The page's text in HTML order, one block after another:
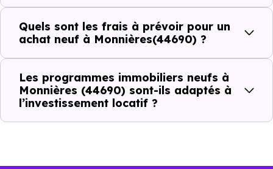
prix à connaître pour un achat immobilier à Monnières
(44690) :
Prix
minimum
Prix
moyen
Prix
Quels sont les frais à prévoir pour un
achat neuf à Monnières(44690) ?
Les programmes immobiliers neufs à
Monnières (44690) sont-ils adaptés à
l’investissement locatif ?